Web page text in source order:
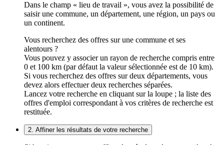
Dans le champ « lieu de travail », vous avez la possibilité de
saisir une commune, un département, une région, un pays ou
un continent.
Vous recherchez des offres sur une commune et ses
alentours ?
Vous pouvez y associer un rayon de recherche compris entre
0 et 100 km (par défaut la valeur sélectionnée est de 10 km).
Si vous recherchez des offres sur deux départements, vous
devez alors effectuer deux recherches séparées.
Lancez votre recherche en cliquant sur la loupe ; la liste des
offres d'emploi correspondant à vos critères de recherche est
restituée.
2. Affiner les résultats de votre recherche